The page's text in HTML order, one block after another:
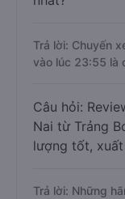
Trả lời: Chuyến
vào lúc 23:55 là
Câu hỏi:
Nai từ Trảng
lượng tốt,
Trả lời: Những